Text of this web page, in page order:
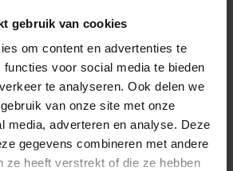
gebruik van cookies
om content en advertenties te
functies voor social media te bieden
te analyseren. Ook delen we
van onze site met onze
media, adverteren en analyse. Deze
gegevens combineren met andere
ze heeft verstrekt of die ze hebben
H-2 | speakON 4-polig chassis D-size
selftap IEC62368-1
7-14 werkdagen
Login voor prijzen